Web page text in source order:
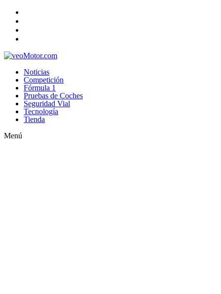
Noticias
Competición
Fórmula 1
Pruebas de Coches
Seguridad Vial
Tecnología
Tienda
Menú